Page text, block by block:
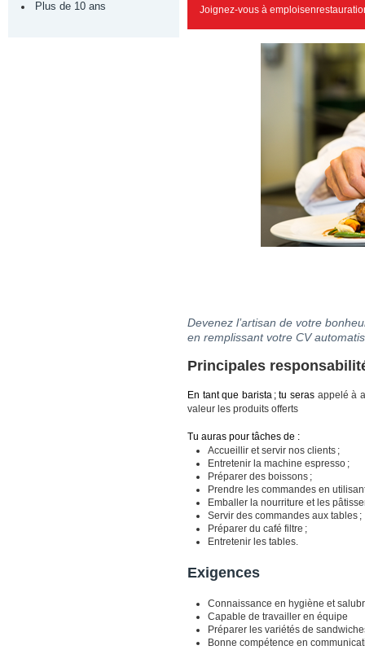
Plus de 10 ans
Joignez-vous à
Devenez l’artisan de votre
en remplissant votre CV
Principales
En tant que barista ; tu seras appelé à
valeur les produits offerts
Tu auras pour tâches de :
Accueillir et servir nos clients ;
Entretenir la machine espresso ;
Préparer des boissons ;
Prendre les commandes en
Emballer la nourriture et les
Servir des commandes aux tables ;
Préparer du café filtre ;
Entretenir les tables.
Exigences
Connaissance en hygiène et
Capable de travailler en équipe
Préparer les variétés de
Bonne compétence en